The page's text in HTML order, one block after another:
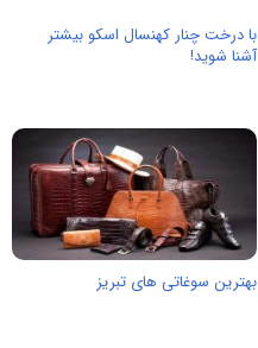
با درخت چنار کهنسال اسکو بیشتر
آشنا شوید!
بهترین سوغاتی های تبریز